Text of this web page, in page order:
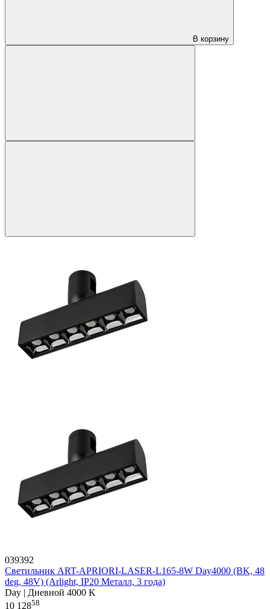
В корзину
039392
Светильник ART-APRIORI-LASER-L165-8W Day4000 (BK, 48
deg, 48V) (Arlight, IP20 Металл, 3 года)
Day | Дневной 4000 K
10 12858